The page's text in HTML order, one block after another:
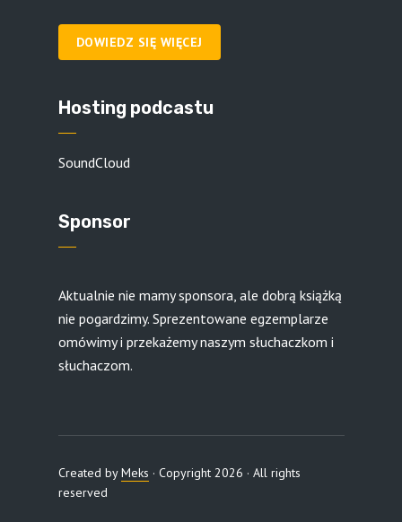
DOWIEDZ SIĘ WIĘCEJ
Hosting podcastu
SoundCloud
Sponsor
Aktualnie nie mamy sponsora, ale dobrą książką
nie pogardzimy. Sprezentowane egzemplarze
omówimy i przekażemy naszym słuchaczkom i
słuchaczom.
Created byMeks · Copyright 2026 · All rights
reserved